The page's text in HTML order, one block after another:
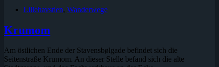
Lillehavstien, Wanderwege
Krumom
Am östlichen Ende der Stavensbølgade befindet sich die
Seitenstraße Krumom. An dieser Stelle befand sich die alte